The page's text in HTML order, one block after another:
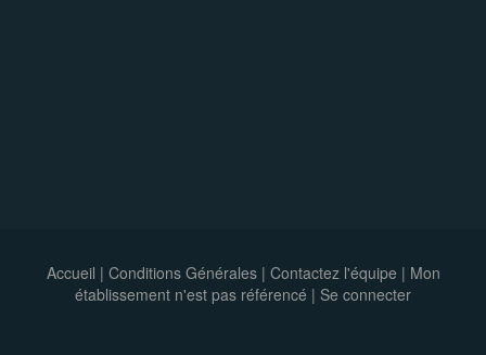
Accueil | Conditions Générales| Contactez l'équipe | Mon
établissement n'est pas référencé | Se connecter